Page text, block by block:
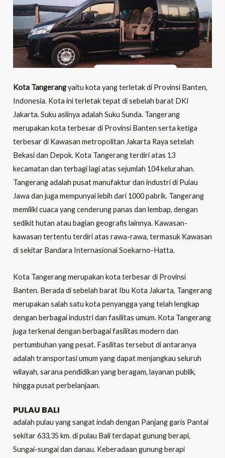
Kota Tangerangyaitu kota yang terletak di Provinsi Banten,
Indonesia. Kota ini terletak tepat di sebelah barat DKI
Jakarta. Suku aslinya adalah Suku Sunda. Tangerang
merupakan kota terbesar di Provinsi Banten serta ketiga
terbesar di Kawasan metropolitan Jakarta Raya setelah
Bekasi dan Depok. Kota Tangerang terdiri atas 13
kecamatan dan terbagi lagi atas sejumlah 104 kelurahan.
Tangerang adalah pusat manufaktur dan industri di Pulau
Jawa dan juga mempunyai lebih dari 1000 pabrik. Tangerang
memiliki cuaca yang cenderung panas dan lembap, dengan
sedikit hutan atau bagian geografis lainnya. Kawasan-
kawasan tertentu terdiri atas rawa-rawa, termasuk Kawasan
di sekitar Bandara Internasional Soekarno-Hatta.
Kota Tangerang merupakan kota terbesar di Provinsi
Banten. Berada di sebelah barat Ibu Kota Jakarta, Tangerang
merupakan salah satu kota penyangga yang telah lengkap
dengan berbagai industri dan fasilitas umum. Kota Tangerang
juga terkenal dengan berbagai fasilitas modern dan
pertumbuhan yang pesat. Fasilitas tersebut di antaranya
adalah transportasi umum yang dapat menjangkau seluruh
wilayah, sarana pendidikan yang beragam, layanan publik,
hingga pusat perbelanjaan.
PULAU BALI
adalah pulau yang sangat indah dengan Panjang garis Pantai
sekitar 633,35 km. di pulau Bali terdapat gunung berapi,
Sungai-sungai dan danau. Keberadaan gunung berapi